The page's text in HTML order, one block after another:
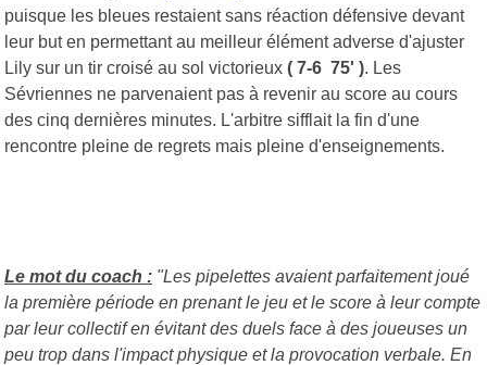
puisque les bleues restaient sans réaction défensive devant
leur but en permettant au meilleur élément adverse d'ajuster
Lily sur un tir croisé au sol victorieux ( 7-6 75' ). Les
Sévriennes ne parvenaient pas à revenir au score au cours
des cinq dernières minutes. L'arbitre sifflait la fin d'une
rencontre pleine de regrets mais pleine d'enseignements.
Le mot du coach : "Les pipelettes avaient parfaitement joué
la première période en prenant le jeu et le score à leur compte
par leur collectif en évitant des duels face à des joueuses un
peu trop dans l'impact physique et la provocation verbale. En